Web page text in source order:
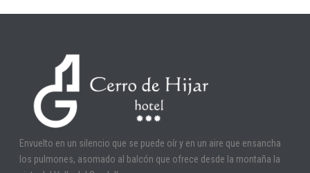
Envuelto en un silencio que se puede oír y en un aire que ensancha
los pulmones, asomado al balcón que ofrece desde la montaña la